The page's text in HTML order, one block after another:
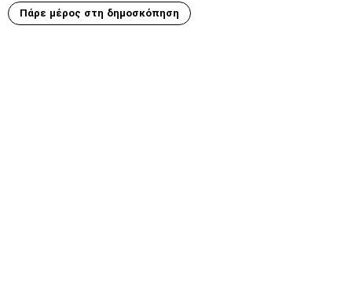
Πάρε μέρος στη δημοσκόπηση